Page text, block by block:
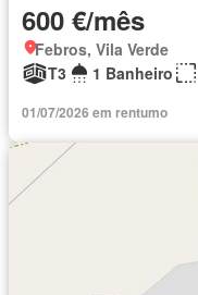
600 €/mês
Febros, Vila Verde
T3
1 Banheiro
01/07/2026 em rentumo